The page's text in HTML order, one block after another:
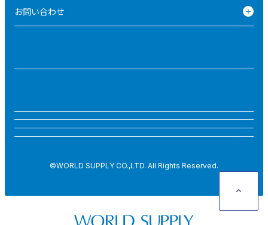
お問い合わせ
©WORLD SUPPLY CO.,LTD. All Rights Reserved.
keyboard_arrow_up